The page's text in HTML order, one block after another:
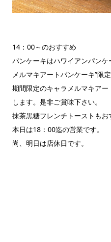
14：00～のおすすめ
パンケーキはハワイアンパン
メルマキアートパンケーキ”限
期間限定のキャラメルマキア
します。是非ご賞味下さい。
抹茶黒糖フレンチトーストもお
本日は18：00迄の営業です。
尚、明日は店休日です。